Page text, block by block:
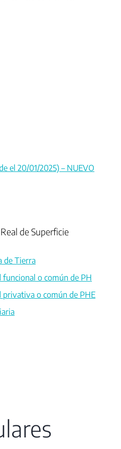
el 20/01/2025) – NUEVO
de Superficie
de Tierra
funcional o común de PH
privativa o común de PHE